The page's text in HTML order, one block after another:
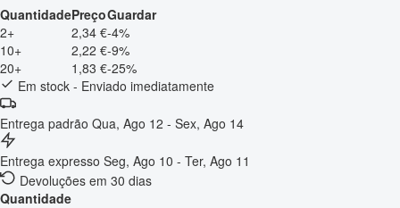
QuantidadePreçoGuardar
2+
2,34 €-4%
10+
2,22 €-9%
20+
1,83 €-25%
Em stock - Enviado imediatamente
Entrega padrão Qua, Ago 12 - Sex, Ago 14
Entrega expresso Seg, Ago 10 - Ter, Ago 11
Devoluções em 30 dias
Quantidade